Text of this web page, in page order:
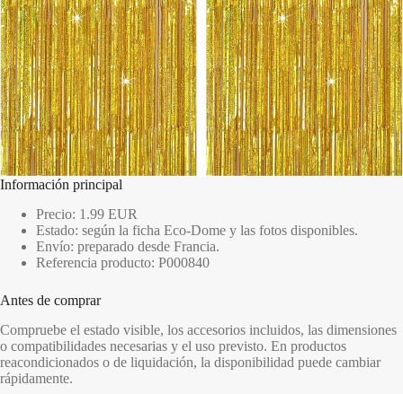
Información principal
Precio: 1.99 EUR
Estado: según la ficha Eco-Dome y las fotos disponibles.
Envío: preparado desde Francia.
Referencia producto: P000840
Antes de comprar
Compruebe el estado visible, los accesorios incluidos, las dimensiones
o compatibilidades necesarias y el uso previsto. En productos
reacondicionados o de liquidación, la disponibilidad puede cambiar
rápidamente.